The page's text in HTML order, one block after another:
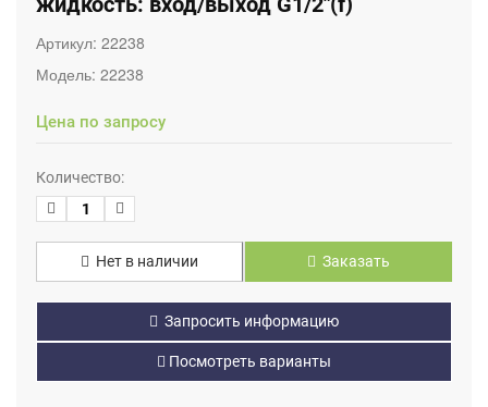
Артикул: 22238
Модель: 22238
Цена по запросу
Количество:
Нет в наличии Заказать
Запросить информацию
Посмотреть варианты